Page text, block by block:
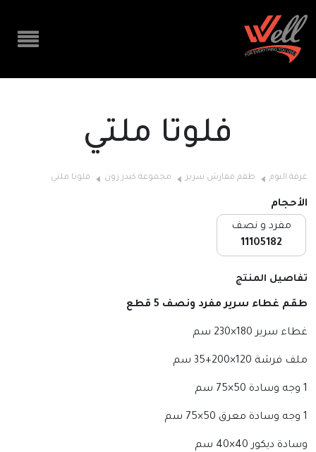
فلوتا ملتي
غرفة النوم طقم مفارش سرير مجموعة كيدز زون فلوتا ملتي
الأحجام
مفرد و نصف
11105182
تفاصيل المنتج
طقم غطاء سرير مفرد ونصف 5 قطع
غطاء سرير 180×230 سم
ملف فرشة 120×200+35 سم
1 وجه وسادة 50×75 سم
1 وجه وسادة معرق 50×75 سم
وسادة ديكور 40×40 سم